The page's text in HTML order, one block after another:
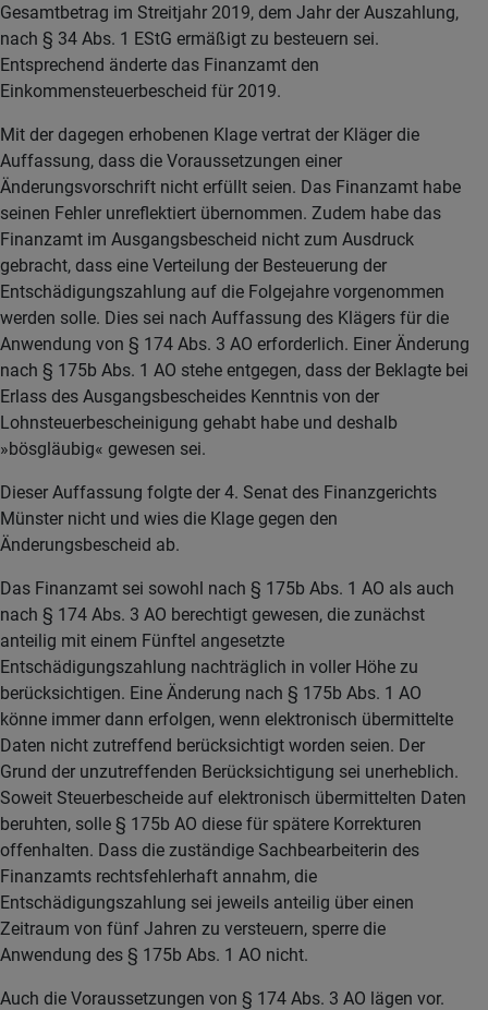
Gesamtbetrag im Streitjahr 2019, dem Jahr der Auszahlung,
nach § 34 Abs. 1 EStG ermäßigt zu besteuern sei.
Entsprechend änderte das Finanzamt den
Einkommensteuerbescheid für 2019.
Mit der dagegen erhobenen Klage vertrat der Kläger die
Auffassung, dass die Voraussetzungen einer
Änderungsvorschrift nicht erfüllt seien. Das Finanzamt habe
seinen Fehler unreflektiert übernommen. Zudem habe das
Finanzamt im Ausgangsbescheid nicht zum Ausdruck
gebracht, dass eine Verteilung der Besteuerung der
Entschädigungszahlung auf die Folgejahre vorgenommen
werden solle. Dies sei nach Auffassung des Klägers für die
Anwendung von § 174 Abs. 3 AO erforderlich. Einer Änderung
nach § 175b Abs. 1 AO stehe entgegen, dass der Beklagte bei
Erlass des Ausgangsbescheides Kenntnis von der
Lohnsteuerbescheinigung gehabt habe und deshalb
»bösgläubig« gewesen sei.
Dieser Auffassung folgte der 4. Senat des Finanzgerichts
Münster nicht und wies die Klage gegen den
Änderungsbescheid ab.
Das Finanzamt sei sowohl nach § 175b Abs. 1 AO als auch
nach § 174 Abs. 3 AO berechtigt gewesen, die zunächst
anteilig mit einem Fünftel angesetzte
Entschädigungszahlung nachträglich in voller Höhe zu
berücksichtigen. Eine Änderung nach § 175b Abs. 1 AO
könne immer dann erfolgen, wenn elektronisch übermittelte
Daten nicht zutreffend berücksichtigt worden seien. Der
Grund der unzutreffenden Berücksichtigung sei unerheblich.
Soweit Steuerbescheide auf elektronisch übermittelten Daten
beruhten, solle § 175b AO diese für spätere Korrekturen
offenhalten. Dass die zuständige Sachbearbeiterin des
Finanzamts rechtsfehlerhaft annahm, die
Entschädigungszahlung sei jeweils anteilig über einen
Zeitraum von fünf Jahren zu versteuern, sperre die
Anwendung des § 175b Abs. 1 AO nicht.
Auch die Voraussetzungen von § 174 Abs. 3 AO lägen vor.